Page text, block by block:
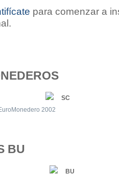
para comenzar a
SC
2002
BU
BU